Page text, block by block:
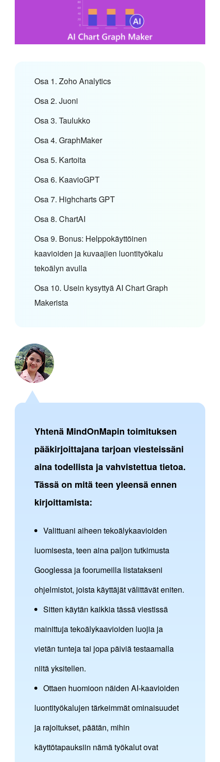
Osa 1. Zoho Analytics
Osa 2. Juoni
Osa 3. Taulukko
Osa 4. GraphMaker
Osa 5. Kartoita
Osa 6. KaavioGPT
Osa 7. Highcharts GPT
Osa 8. ChartAI
Osa 9. Bonus: Helppokäyttöinen
kaavioiden ja kuvaajien luontityökalu
tekoälyn avulla
Osa 10. Usein kysyttyä AI Chart Graph
Makerista
Yhtenä MindOnMapin toimituksen
pääkirjoittajana tarjoan viesteissäni
aina todellista ja vahvistettua tietoa.
Tässä on mitä teen yleensä ennen
kirjoittamista:
Valittuani aiheen tekoälykaavioiden
luomisesta, teen aina paljon tutkimusta
Googlessa ja foorumeilla listatakseni
ohjelmistot, joista käyttäjät välittävät eniten.
Sitten käytän kaikkia tässä viestissä
mainittuja tekoälykaavioiden luojia ja
vietän tunteja tai jopa päiviä testaamalla
niitä yksitellen.
Ottaen huomioon näiden AI-kaavioiden
luontityökalujen tärkeimmät ominaisuudet
ja rajoitukset, päätän, mihin
käyttötapauksiin nämä työkalut ovat